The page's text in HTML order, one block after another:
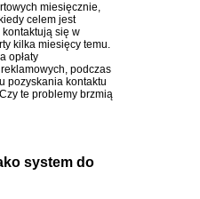
miesięcznie,
celem jest
się w
kilka miesięcy temu.
opłaty
podczas
pozyskania kontaktu
te problemy brzmią
system do